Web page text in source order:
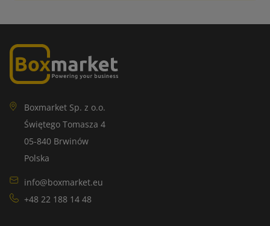
Boxmarket Sp. z o.o.
Świętego Tomasza 4
05-840 Brwinów
Polska
info@boxmarket.eu
+48 22 188 14 48